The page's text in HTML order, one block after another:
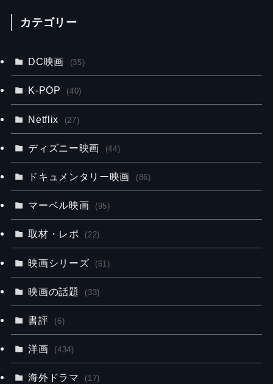
カテゴリー
DC映画 (35)
K-POP (40)
Netflix (27)
ディズニー映画 (44)
ドキュメンタリー映画 (86)
マーベル映画 (95)
取材・レポ (22)
映画シリーズ (61)
映画の話題 (33)
書評 (6)
洋画 (434)
海外ドラマ (17)